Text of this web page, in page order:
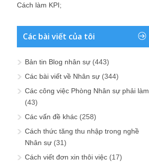
Cách làm KPI;
Các bài viết của tôi
Bản tin Blog nhân sự (443)
Các bài viết về Nhân sự (344)
Các công việc Phòng Nhân sự phải làm
(43)
Các vấn đề khác (258)
Cách thức tăng thu nhập trong nghề
Nhân sự (31)
Cách viết đơn xin thôi việc (17)